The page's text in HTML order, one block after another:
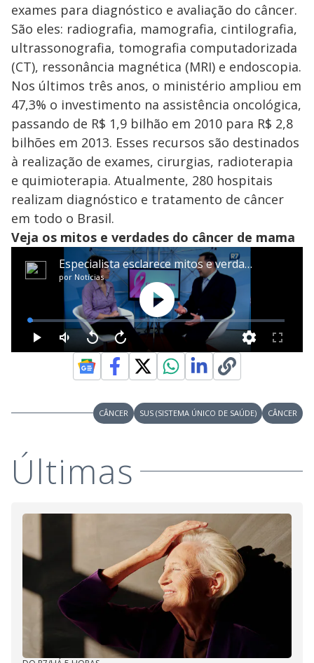
exames para diagnóstico e avaliação do câncer.
São eles: radiografia, mamografia, cintilografia,
ultrassonografia, tomografia computadorizada
(CT), ressonância magnética (MRI) e endoscopia.
Nos últimos três anos, o ministério ampliou em
47,3% o investimento na assistência oncológica,
passando de R$ 1,9 bilhão em 2010 para R$ 2,8
bilhões em 2013. Esses recursos são destinados
à realização de exames, cirurgias, radioterapia
e quimioterapia. Atualmente, 280 hospitais
realizam diagnóstico e tratamento de câncer
em todo o Brasil.
Veja os mitos e verdades do câncer de mama
CÂNCER SUS (SISTEMA ÚNICO DE SAÚDE) CÂNCER
Últimas